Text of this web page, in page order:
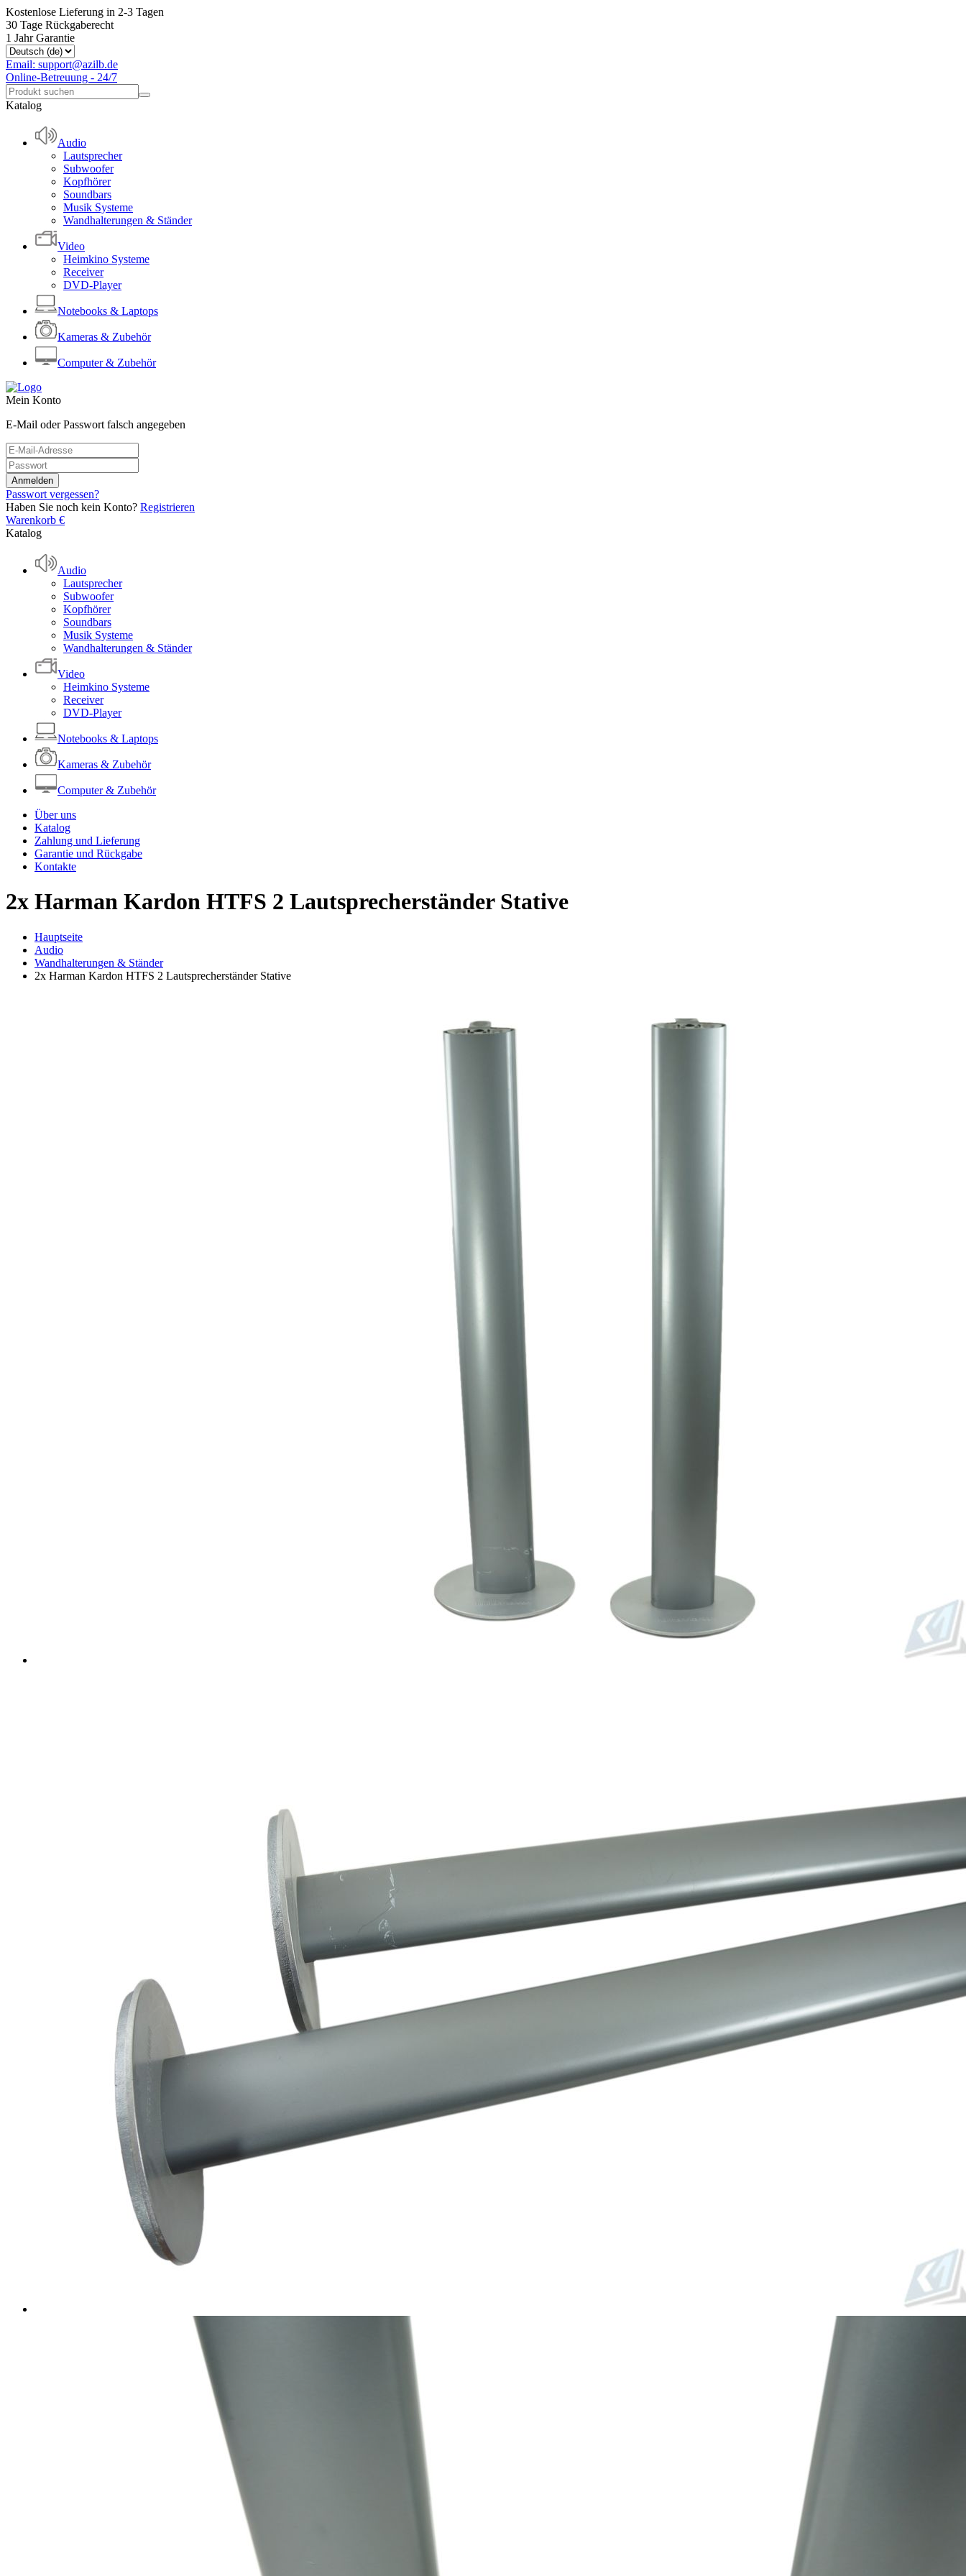
Kostenlose Lieferung in 2-3 Tagen
30 Tage Rückgaberecht
1 Jahr Garantie
Email: support@azilb.de
Online-Betreuung - 24/7
Katalog
Audio
Lautsprecher
Subwoofer
Kopfhörer
Soundbars
Musik Systeme
Wandhalterungen & Ständer
Video
Heimkino Systeme
Receiver
DVD-Player
Notebooks & Laptops
Kameras & Zubehör
Computer & Zubehör
Mein Konto
E-Mail oder Passwort falsch angegeben
Passwort vergessen?
Haben Sie noch kein Konto? Registrieren
Warenkorb €
Katalog
Audio
Lautsprecher
Subwoofer
Kopfhörer
Soundbars
Musik Systeme
Wandhalterungen & Ständer
Video
Heimkino Systeme
Receiver
DVD-Player
Notebooks & Laptops
Kameras & Zubehör
Computer & Zubehör
Über uns
Katalog
Zahlung und Lieferung
Garantie und Rückgabe
Kontakte
2x Harman Kardon HTFS 2 Lautsprecherständer Stative
Hauptseite
Audio
Wandhalterungen & Ständer
2x Harman Kardon HTFS 2 Lautsprecherständer Stative